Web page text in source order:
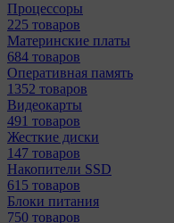
Процессоры
225 товаров
Материнcкие платы
684 товаров
Оперативная память
1352 товаров
Видеокарты
491 товаров
Жесткие диски
147 товаров
Накопители SSD
615 товаров
Блоки питания
750 товаров